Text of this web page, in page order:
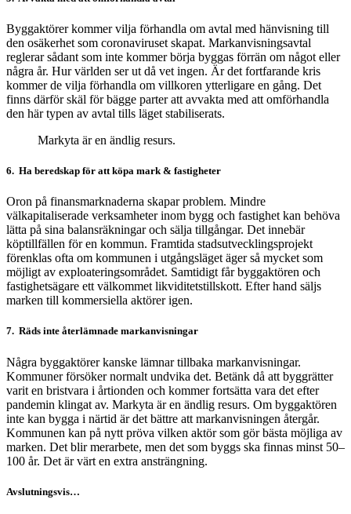
Byggaktörer kommer vilja förhandla om avtal med hänvisning till
den osäkerhet som coronaviruset skapat. Markanvisningsavtal
reglerar sådant som inte kommer börja byggas förrän om något eller
några år. Hur världen ser ut då vet ingen. Är det fortfarande kris
kommer de vilja förhandla om villkoren ytterligare en gång. Det
finns därför skäl för bägge parter att avvakta med att omförhandla
den här typen av avtal tills läget stabiliserats.
Markyta är en ändlig resurs.
6. Ha beredskap för att köpa mark & fastigheter
Oron på finansmarknaderna skapar problem. Mindre
välkapitaliserade verksamheter inom bygg och fastighet kan behöva
lätta på sina balansräkningar och sälja tillgångar. Det innebär
köptillfällen för en kommun. Framtida stadsutvecklingsprojekt
förenklas ofta om kommunen i utgångsläget äger så mycket som
möjligt av exploateringsområdet. Samtidigt får byggaktören och
fastighetsägare ett välkommet likviditetstillskott. Efter hand säljs
marken till kommersiella aktörer igen.
7. Räds inte återlämnade markanvisningar
Några byggaktörer kanske lämnar tillbaka markanvisningar.
Kommuner försöker normalt undvika det. Betänk då att byggrätter
varit en bristvara i årtionden och kommer fortsätta vara det efter
pandemin klingat av. Markyta är en ändlig resurs. Om byggaktören
inte kan bygga i närtid är det bättre att markanvisningen återgår.
Kommunen kan på nytt pröva vilken aktör som gör bästa möjliga av
marken. Det blir merarbete, men det som byggs ska finnas minst 50–
100 år. Det är värt en extra ansträngning.
Avslutningsvis…